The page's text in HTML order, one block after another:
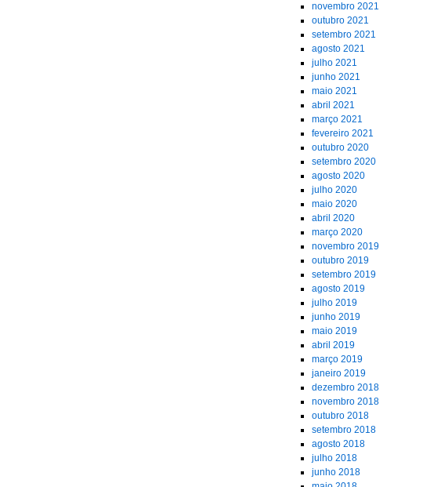
novembro 2021
outubro 2021
setembro 2021
agosto 2021
julho 2021
junho 2021
maio 2021
abril 2021
março 2021
fevereiro 2021
outubro 2020
setembro 2020
agosto 2020
julho 2020
maio 2020
abril 2020
março 2020
novembro 2019
outubro 2019
setembro 2019
agosto 2019
julho 2019
junho 2019
maio 2019
abril 2019
março 2019
janeiro 2019
dezembro 2018
novembro 2018
outubro 2018
setembro 2018
agosto 2018
julho 2018
junho 2018